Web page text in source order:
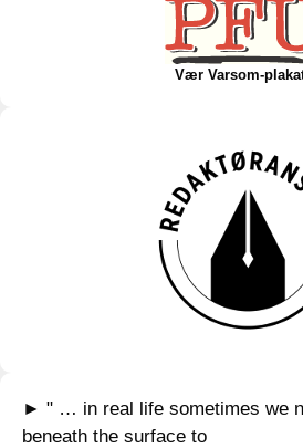
Vær Varsom-
► " … in real life sometimes we
beneath the surface to